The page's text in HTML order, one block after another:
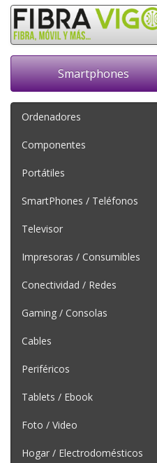
Smartphones
Ordenadores
Componentes
Portátiles
SmartPhones / Teléfonos
Televisor
Impresoras / Consumibles
Conectividad / Redes
Gaming / Consolas
Cables
Periféricos
Tablets / Ebook
Foto / Video
Hogar / Electrodomésticos